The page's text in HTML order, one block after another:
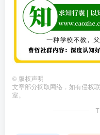
© 版权声明
文章部分摘取网络，如有侵权
室。